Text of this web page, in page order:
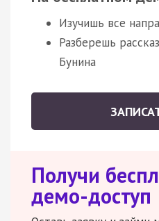
Изучишь все
Разберешь
Бунина
Получи
демо-доступ